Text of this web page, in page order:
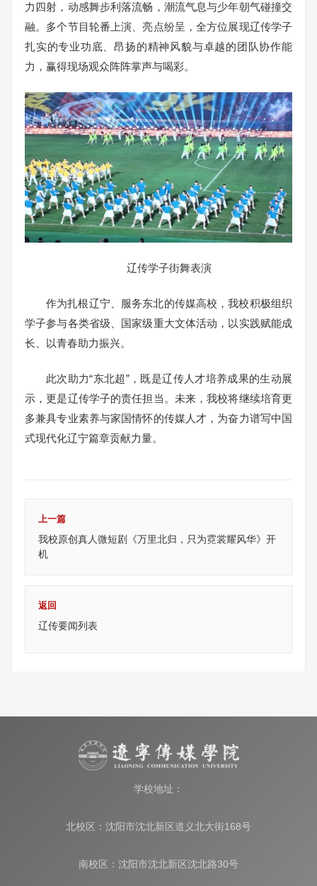
力四射，动感舞步利落流畅，潮流气息与少年朝气碰撞交
融。多个节目轮番上演、亮点纷呈，全方位展现辽传学子
扎实的专业功底、昂扬的精神风貌与卓越的团队协作能
力，赢得现场观众阵阵掌声与喝彩。
辽传学子街舞表演
作为扎根辽宁、服务东北的传媒高校，我校积极组织
学子参与各类省级、国家级重大文体活动，以实践赋能成
长、以青春助力振兴。
此次助力“东北超”，既是辽传人才培养成果的生动展
示，更是辽传学子的责任担当。未来，我校将继续培育更
多兼具专业素养与家国情怀的传媒人才，为奋力谱写中国
式现代化辽宁篇章贡献力量。
上一篇
我校原创真人微短剧《万里北归，只为霓裳耀风华》开
机
返回
辽传要闻列表
学校地址：
北校区：沈阳市沈北新区道义北大街168号
南校区：沈阳市沈北新区沈北路30号